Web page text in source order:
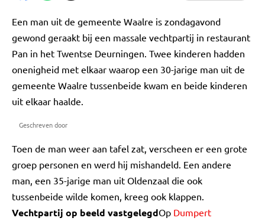
Een man uit de gemeente Waalre is zondagavond
gewond geraakt bij een massale vechtpartij in restaurant
Pan in het Twentse Deurningen. Twee kinderen hadden
onenigheid met elkaar waarop een 30-jarige man uit de
gemeente Waalre tussenbeide kwam en beide kinderen
uit elkaar haalde.
Geschreven door
Toen de man weer aan tafel zat, verscheen er een grote
groep personen en werd hij mishandeld. Een andere
man, een 35-jarige man uit Oldenzaal die ook
tussenbeide wilde komen, kreeg ook klappen.
Vechtpartij op beeld vastgelegdOp Dumpert